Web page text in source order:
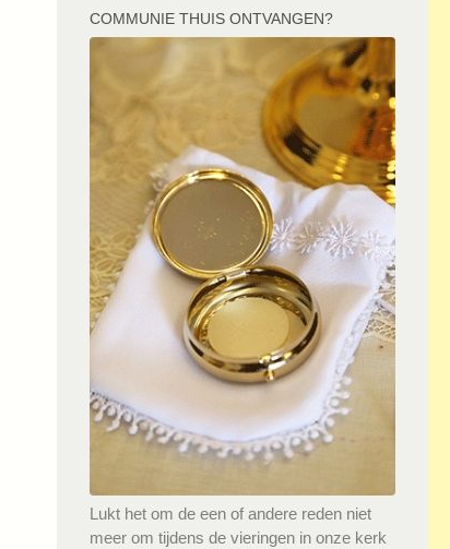
COMMUNIE THUIS ONTVANGEN?
Lukt het om de een of andere reden niet
meer om tijdens de vieringen in onze kerk